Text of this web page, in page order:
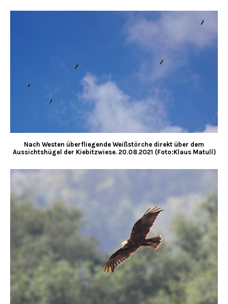
Nach Westen überfliegende Weißstörche direkt über dem
Aussichtshügel der Kiebitzwiese. 20.08.2021 (Foto:Klaus Matull)